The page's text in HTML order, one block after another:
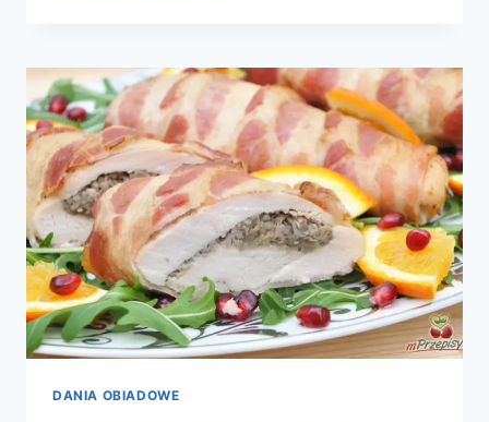
KISZONĄ
DANIA OBIADOWE